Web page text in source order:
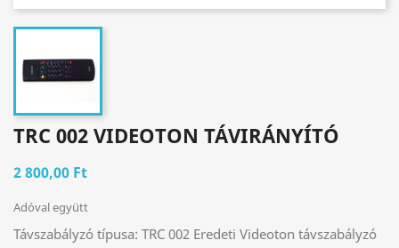
TRC 002 VIDEOTON TÁVIRÁNYÍTÓ
2 800,00 Ft
Adóval együtt
Távszabályzó típusa: TRC 002 Eredeti Videoton távszabályzó